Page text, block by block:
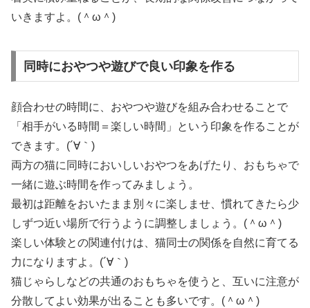
いきますよ。(＾ω＾)
同時におやつや遊びで良い印象を作る
顔合わせの時間に、おやつや遊びを組み合わせることで
「相手がいる時間＝楽しい時間」という印象を作ることが
できます。(´∀｀)
両方の猫に同時においしいおやつをあげたり、おもちゃで
一緒に遊ぶ時間を作ってみましょう。
最初は距離をおいたまま別々に楽しませ、慣れてきたら少
しずつ近い場所で行うように調整しましょう。(＾ω＾)
楽しい体験との関連付けは、猫同士の関係を自然に育てる
力になりますよ。(´∀｀)
猫じゃらしなどの共通のおもちゃを使うと、互いに注意が
分散してよい効果が出ることも多いです。(＾ω＾)